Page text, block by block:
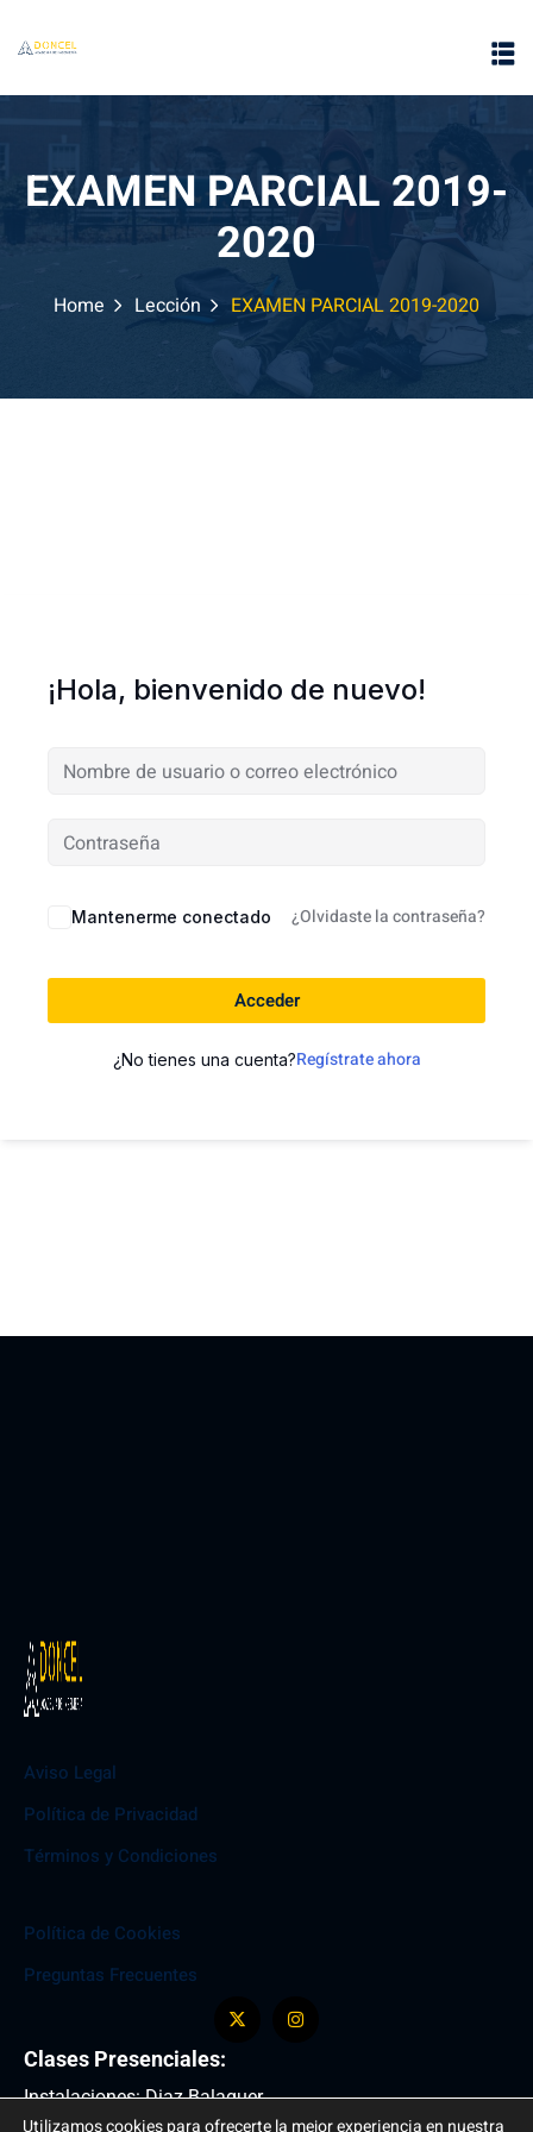
EXAMEN PARCIAL 2019-
2020
Home Lección EXAMEN PARCIAL 2019-2020
¡Hola, bienvenido de nuevo!
Mantenerme conectado ¿Olvidaste la contraseña?
Acceder
¿No tienes una cuenta?Regístrate ahora
Aviso Legal
Política de Privacidad
Términos y Condiciones
Política de Cookies
Preguntas Frecuentes
Clases Presenciales:
Instalaciones: Diaz Balaguer
Entrada: C/ del Arcipreste de Hita , 10
Utilizamos cookies para ofrecerte la mejor experiencia en nuestra